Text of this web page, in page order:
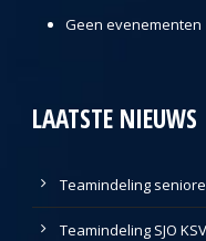
Geen evenementen
LAATSTE NIEUWS
Teamindeling
Teamindeling SJO